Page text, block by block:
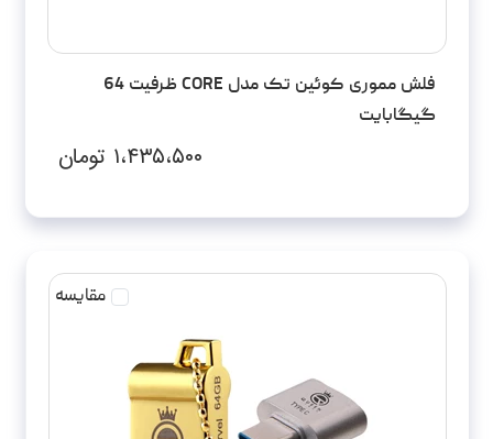
فلش مموری کوئین تک مدل CORE ظرفیت 64
گیگابایت
۱،۴۳۵،۵۰۰ تومان
مقایسه